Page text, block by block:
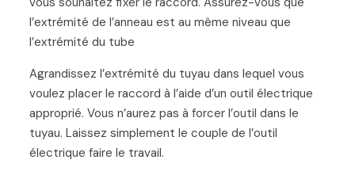
l’extrémité de l’anneau est au même niveau que
l’extrémité du tube
Agrandissez l’extrémité du tuyau dans lequel vous
voulez placer le raccord à l’aide d’un outil électrique
approprié. Vous n’aurez pas à forcer l’outil dans le
tuyau. Laissez simplement le couple de l’outil
électrique faire le travail.